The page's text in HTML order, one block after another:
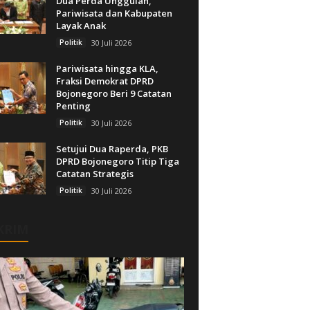
Pariwisata dan Kabupaten
Layak Anak
Politik 30 Juli 2026
Pariwisata hingga KLA,
Fraksi Demokrat DPRD
Bojonegoro Beri 9 Catatan
Penting
Politik 30 Juli 2026
Setujui Dua Raperda, PKB
DPRD Bojonegoro Titip Tiga
Catatan Strategis
Politik 30 Juli 2026